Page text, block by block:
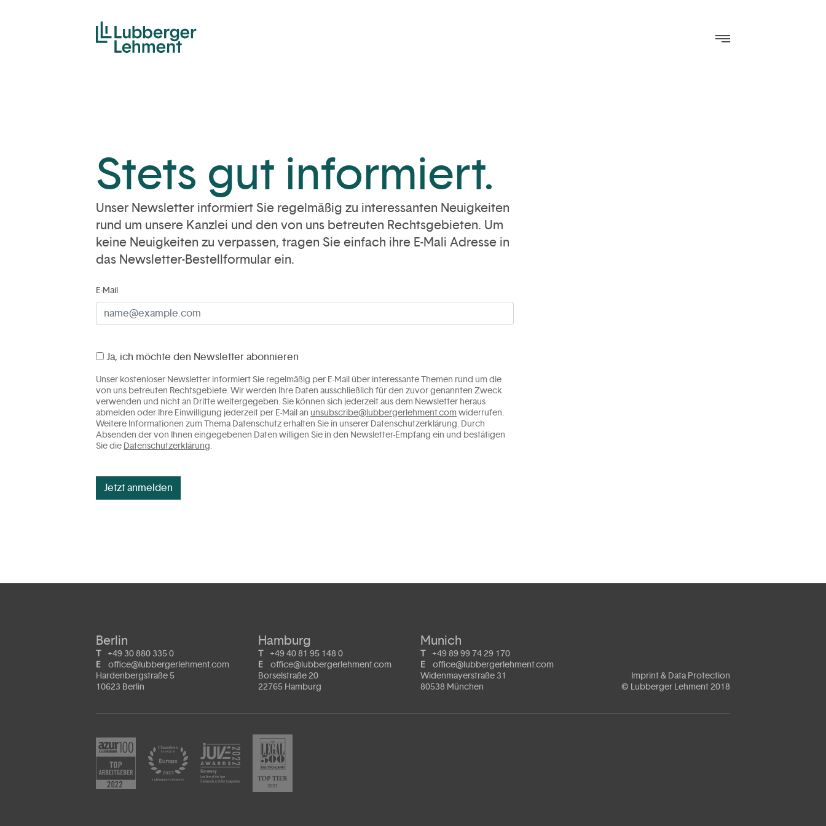
Stets gut informiert.
Unser Newsletter informiert Sie regelmäßig zu interessanten Neuigkeiten
rund um unsere Kanzlei und den von uns betreuten Rechtsgebieten. Um
keine Neuigkeiten zu verpassen, tragen Sie einfach ihre E-Mali Adresse in
das Newsletter-Bestellformular ein.
E-Mail
Ja, ich möchte den Newsletter abonnieren
Unser kostenloser Newsletter informiert Sie regelmäßig per E-Mail über interessante Themen rund um die
von uns betreuten Rechtsgebiete. Wir werden Ihre Daten ausschließlich für den zuvor genannten Zweck
verwenden und nicht an Dritte weitergegeben. Sie können sich jederzeit aus dem Newsletter heraus
abmelden oder Ihre Einwilligung jederzeit per E-Mail an unsubscribe@lubbergerlehment.com widerrufen.
Weitere Informationen zum Thema Datenschutz erhalten Sie in unserer Datenschutzerklärung. Durch
Absenden der von Ihnen eingegebenen Daten willigen Sie in den Newsletter-Empfang ein und bestätigen
Sie die Datenschutzerklärung.
Jetzt anmelden
Berlin
T +49 30 880 335 0
E
office@lubbergerlehment.com
Hardenbergstraße 5
10623 Berlin
Hamburg
T +49 40 81 95 148 0
E
office@lubbergerlehment.com
Borselstraße 20
22765 Hamburg
Munich
T +49 89 99 74 29 170
E
office@lubbergerlehment.com
Widenmayerstraße 31
80538 München
Imprint & Data Protection
© Lubberger Lehment 2018